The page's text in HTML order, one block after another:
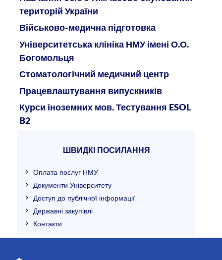
територій України
Військово-медична підготовка
Університетська клініка НМУ імені О.О.
Богомольця
Стоматологічний медичний центр
Працевлаштування випускників
Курси іноземних мов. Тестування ESOL
B2
ШВИДКІ ПОСИЛАННЯ
Оплата послуг НМУ
Документи Університету
Доступ до публічної інформації
Державні закупівлі
Контакти